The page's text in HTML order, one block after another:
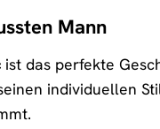
Mann
ist das perfekte
individuellen